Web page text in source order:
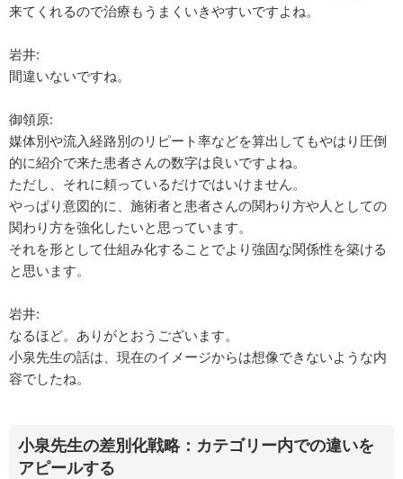
来てくれるので治療もうまくいきやすいですよね。
岩井:
間違いないですね。
御領原:
媒体別や流入経路別のリピート率などを算出してもやはり圧倒
的に紹介で来た患者さんの数字は良いですよね。
ただし、それに頼っているだけではいけません。
やっぱり意図的に、施術者と患者さんの関わり方や人としての
関わり方を強化したいと思っています。
それを形として仕組み化することでより強固な関係性を築ける
と思います。
岩井:
なるほど。ありがとおうございます。
小泉先生の話は、現在のイメージからは想像できないような内
容でしたね。
小泉先生の差別化戦略：カテゴリー内での違いを
アピールする